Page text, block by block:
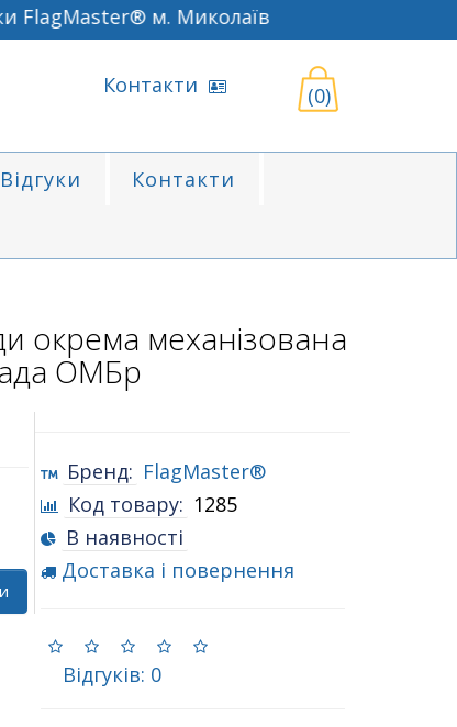
FlagMaster® м. Миколаїв
Контакти (0)
Відгуки
Контакти
окрема механізована
ОМБр
Бренд: FlagMaster®
Код товару: 1285
В наявності
Доставка і повернення
Відгуків: 0